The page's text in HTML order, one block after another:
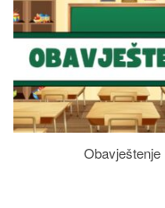
Obavještenje